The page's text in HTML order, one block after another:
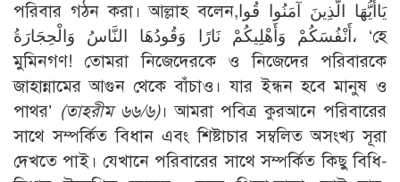
পরিবার গঠন করা। আল্লাহ বলেন,يَاأَيُّهَا الَّذِينَ آمَنُوا قُوا
أَنْفُسَكُمْ وَأَهْلِيكُمْ نَارًا وَقُودُهَا النَّاسُ وَالْحِجَارَةُ، ‘হে
মুমিনগণ! তোমরা নিজেদেরকে ও নিজেদের পরিবারকে
জাহান্নামের আগুন থেকে বাঁচাও। যার ইন্ধন হবে মানুষ ও
পাথর’ (তাহরীম ৬৬/৬)। আমরা পবিত্র কুরআনে পরিবারের
সাথে সম্পর্কিত বিধান এবং শিষ্টাচার সম্বলিত অসংখ্য সূরা
দেখতে পাই। যেখানে পরিবারের সাথে সম্পর্কিত কিছু বিধি-